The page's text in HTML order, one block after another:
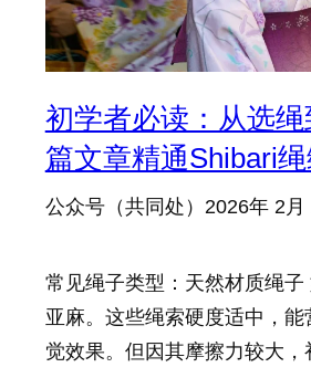
初学者必读：从选
篇文章精通Shibari
公众号（共同处） 2026年 2月
常见绳子类型：天然材质绳
亚麻。这些绳索硬度适中，
觉效果。但因其摩擦力较大